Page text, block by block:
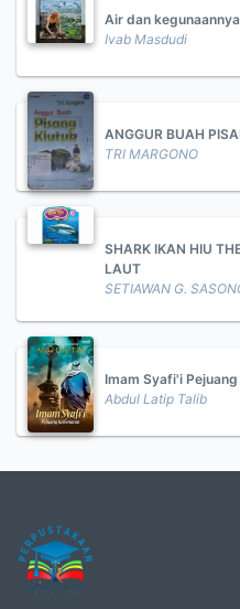
Air dan kegunaannya
Ivab Masdudi
ANGGUR BUAH
TRI MARGONO
SHARK IKAN HIU
LAUT
SETIAWAN G.
Imam Syafi'i
Abdul Latip Talib